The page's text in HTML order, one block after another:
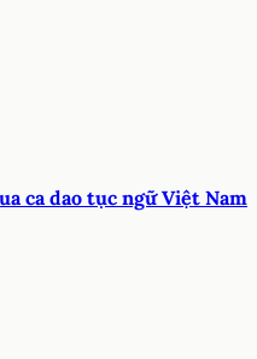
ca dao tục ngữ Việt Nam